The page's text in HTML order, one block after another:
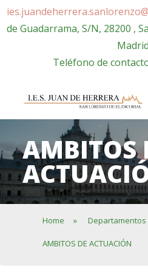
de Guadarrama, S/N, 28200 ,
Madrid
Teléfono de
AMBITOS
Home » Departamentos
AMBITOS DE ACTUACIÓN